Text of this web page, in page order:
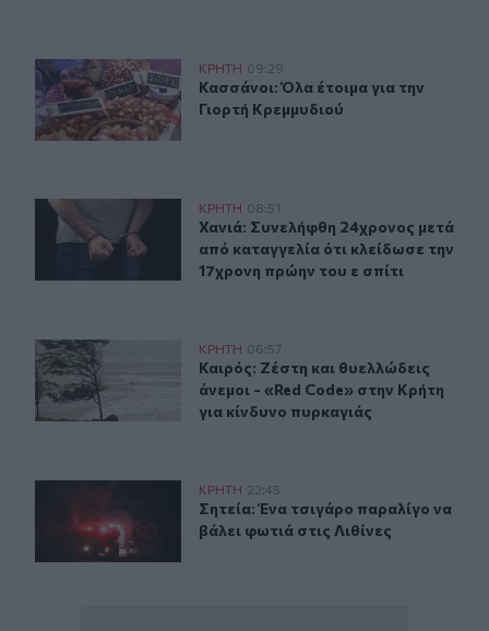
Κασσάνοι: Όλα έτοιμα για την Γιορτή Κρεμμυδιού
ΚΡΗΤΗ 09:29
Κασσάνοι: Όλα έτοιμα για την
Κασσάνοι: Όλα έτοιμα για την
Γιορτή Κρεμμυδιού
Χανιά: Συνελήφθη 24χρονος μετά από καταγγελία ότι
ΚΡΗΤΗ 08:51
Χανιά: Συνελήφθη 24χρονος μετά
Χανιά: Συνελήφθη 24χρονος μετά
από καταγγελία ότι κλείδωσε την
17χρονη πρώην του ε σπίτι
Καιρός: Ζέστη και θυελλώδεις άνεμοι - «Red Code»
ΚΡΗΤΗ 06:57
Καιρός: Ζέστη και θυελλώδεις
Καιρός: Ζέστη και θυελλώδεις
άνεμοι - «Red Code» στην Κρήτη
για κίνδυνο πυρκαγιάς
Σητεία: Ένα τσιγάρο παραλίγο να βάλει φωτιά στις
ΚΡΗΤΗ 22:45
Σητεία: Ένα τσιγάρο παραλίγο να
Σητεία: Ένα τσιγάρο παραλίγο να
βάλει φωτιά στις Λιθίνες